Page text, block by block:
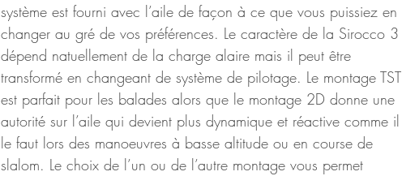
système est fourni avec l’aile de façon à ce que vous puissiez en
changer au gré de vos préférences. Le caractère de la Sirocco 3
dépend natuellement de la charge alaire mais il peut être
transformé en changeant de système de pilotage. Le montage TST
est parfait pour les balades alors que le montage 2D donne une
autorité sur l’aile qui devient plus dynamique et réactive comme il
le faut lors des manoeuvres à basse altitude ou en course de
slalom. Le choix de l’un ou de l’autre montage vous permet